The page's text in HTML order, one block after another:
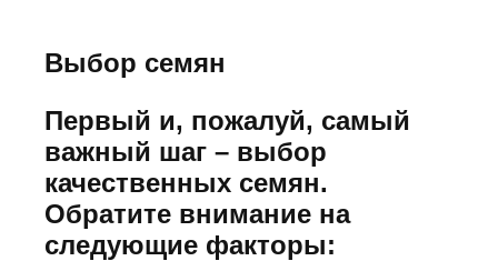
Выбор семян
Первый и, пожалуй, самый
важный шаг – выбор
качественных семян.
Обратите внимание на
следующие факторы: